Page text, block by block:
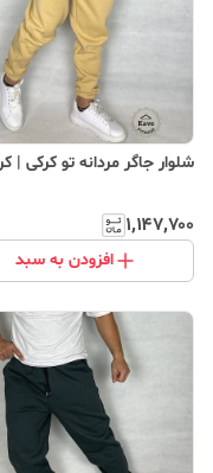
شلوار جاگر مردانه تو کرکی |
۱٬۱۴۷٬۷۰۰
افزودن به سبد